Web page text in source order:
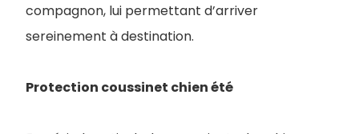
compagnon, lui permettant d’arriver
sereinement à destination.
Protection coussinet chien été